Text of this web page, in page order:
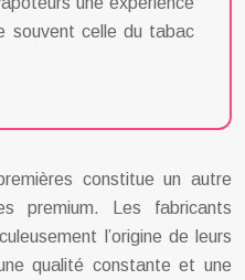
souvent celle du tabac
constitue un autre
premium. Les fabricants
l’origine de leurs
qualité constante et une